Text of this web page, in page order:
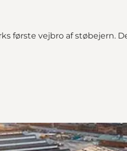
første vejbro af